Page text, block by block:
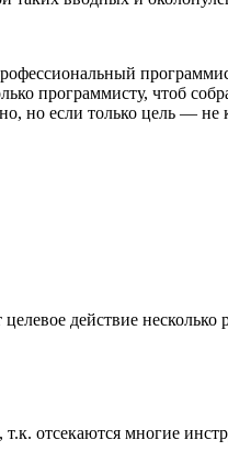
программисту, чтоб
но если только цель — не
действие
отсекаются многие